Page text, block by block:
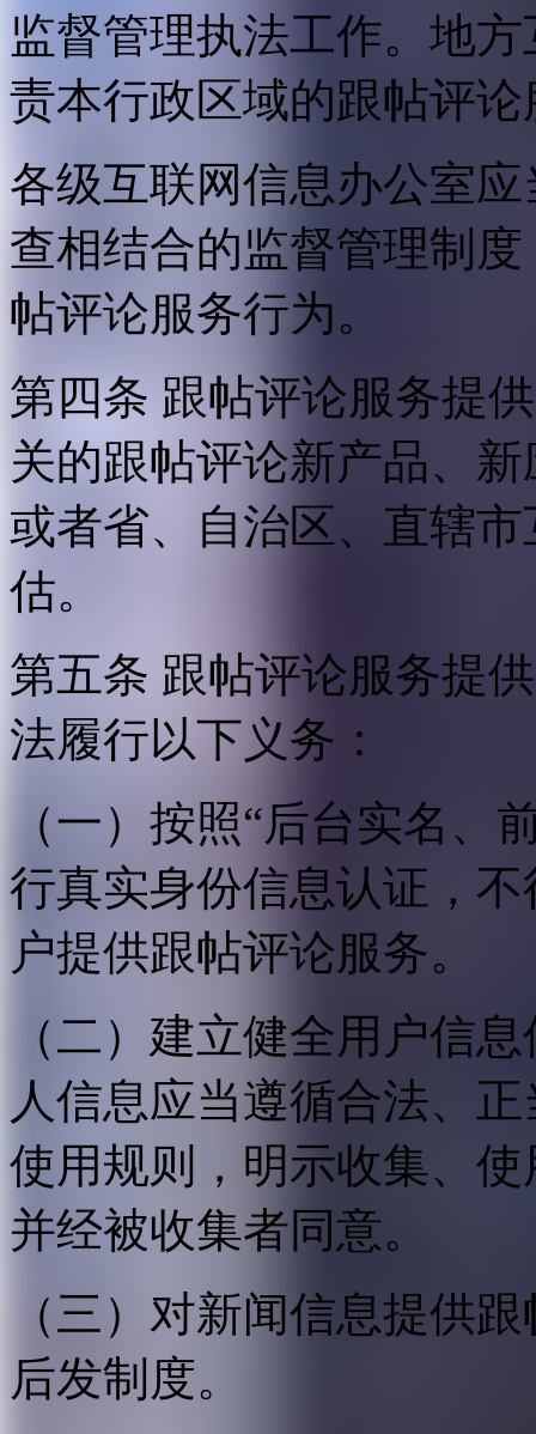
监督管理执法工作。地
责本行政区域的跟帖评
各级互联网信息办公室
查相结合的监督管理制
帖评论服务行为。
第四条 跟帖评论服务提
关的跟帖评论新产品、
或者省、自治区、直辖
估。
第五条 跟帖评论服务提
法履行以下义务：
（一）按照“后台实名、
行真实身份信息认证，
户提供跟帖评论服务。
（二）建立健全用户信
人信息应当遵循合法、
使用规则，明示收集、
并经被收集者同意。
（三）对新闻信息提供
后发制度。